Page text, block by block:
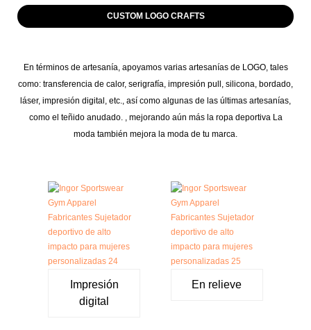
CUSTOM LOGO CRAFTS
En términos de artesanía, apoyamos varias artesanías de LOGO, tales
como: transferencia de calor, serigrafía, impresión pull, silicona, bordado,
láser, impresión digital, etc., así como algunas de las últimas artesanías,
como el teñido anudado. , mejorando aún más la ropa deportiva La
moda también mejora la moda de tu marca.
Impresión
digital
En relieve